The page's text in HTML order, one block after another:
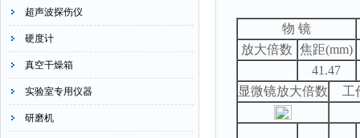
超声波探伤仪
硬度计
真空干燥箱
实验室专用仪器
研磨机
物 镜
放大倍数
焦距(mm)
41.47
显微镜放大倍数
工